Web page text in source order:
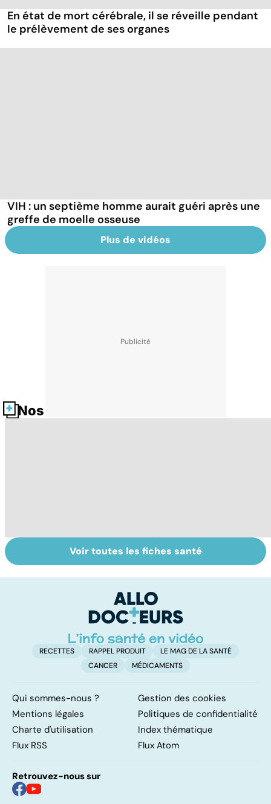
En état de mort cérébrale, il se réveille pendant
le prélèvement de ses organes
VIH : un septième homme aurait guéri après une
greffe de moelle osseuse
Plus de vidéos
Nos fiches santé
Donner son corps
à la science
La greffe, du
prélèvement à la
Voir toutes les fiches santé
RECETTES RAPPEL PRODUIT
LE MAG DE LA SANTÉ
CANCER
MÉDICAMENTS
Qui sommes-nous ?
Gestion des cookies
Mentions légales
Politiques de confidentialité
Charte d'utilisation
Index thématique
Flux RSS
Flux Atom
Retrouvez-nous sur